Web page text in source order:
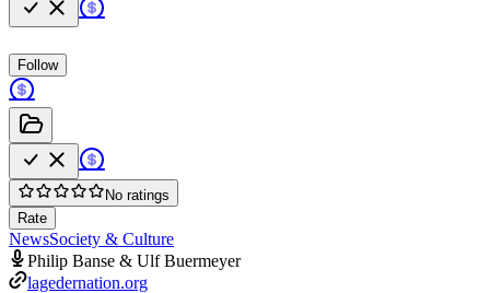
Follow
No ratings
Rate
NewsSociety & Culture
Philip Banse & Ulf Buermeyer
lagedernation.org